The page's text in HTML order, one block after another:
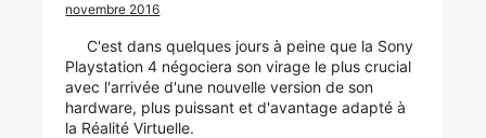
novembre 2016
C'est dans quelques jours à peine que la Sony
Playstation 4 négociera son virage le plus crucial
avec l'arrivée d'une nouvelle version de son
hardware, plus puissant et d'avantage adapté à
la Réalité Virtuelle.